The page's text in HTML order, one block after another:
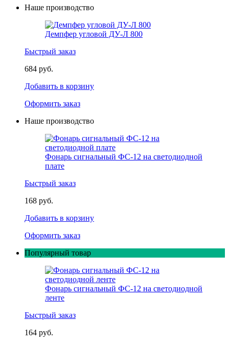
Наше производство
Демпфер угловой ДУ-Л 800
Быстрый заказ
684 руб.
Добавить в корзину
Оформить заказ
Наше производство
Фонарь сигнальный ФС-12 на светодиодной
плате
Быстрый заказ
168 руб.
Добавить в корзину
Оформить заказ
Популярный товар
Фонарь сигнальный ФС-12 на светодиодной
ленте
Быстрый заказ
164 руб.